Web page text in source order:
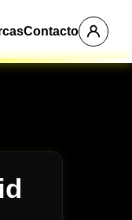
Contacto